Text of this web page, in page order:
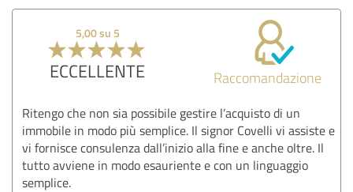
5,00 su 5
ECCELLENTE Raccomandazione
Ritengo che non sia possibile gestire l’acquisto di un
immobile in modo più semplice. Il signor Covelli vi assiste e
vi fornisce consulenza dall’inizio alla fine e anche oltre. Il
tutto avviene in modo esauriente e con un linguaggio
semplice.